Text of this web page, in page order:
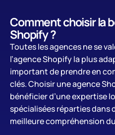
Comment choisir la
Shopify ?
Toutes les agences ne se
l’agence Shopify la plus
important de prendre en
clés. Choisir une agence
bénéficier d’une expertise
spécialisées réparties dans
meilleure compréhension